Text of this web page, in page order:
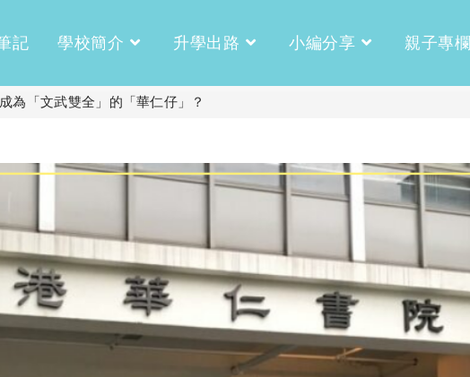
記 學校簡介 升學出路 小編分享 親子專欄
為「文武雙全」的「華仁仔」？